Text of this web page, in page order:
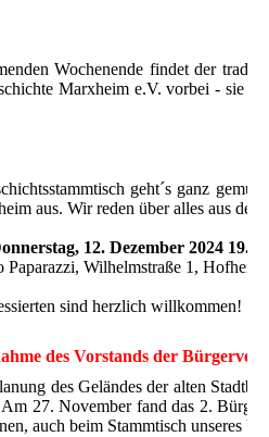
Wochenende findet der
Marxheim e.V. vorbei - sie
geht´s ganz
aus. Wir reden über alles aus
12. Dezember 2024
Wilhelmstraße 1, Hofheim
sind herzlich willkommen!
des Vorstands der
des Geländes der alten
27. November fand das 2.
auch beim Stammtisch unseres